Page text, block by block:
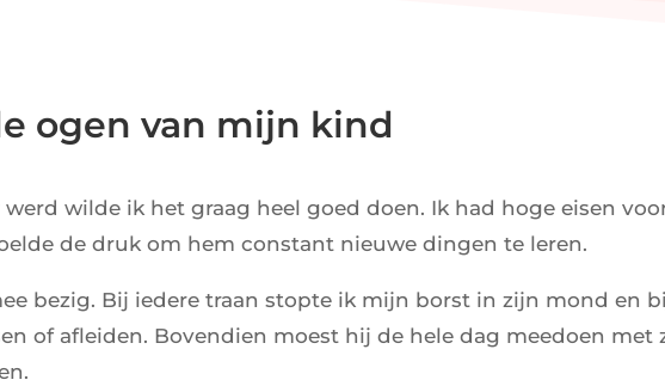
ogen van mijn kind
werd wilde ik het graag heel goed doen. Ik had hoge eisen
de druk om hem constant nieuwe dingen te leren.
bezig. Bij iedere traan stopte ik mijn borst in zijn mond en
of afleiden. Bovendien moest hij de hele dag meedoen met